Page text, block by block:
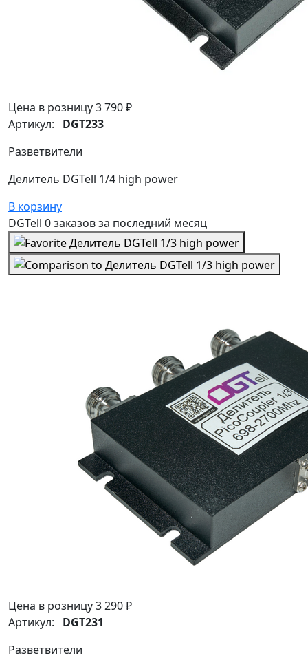
Цена в розницу3 790 ₽
Артикул: DGT233
Разветвители
Делитель DGTell 1/4 high power
В корзину
DGTell 0 заказовза последний месяц
Цена в розницу3 290 ₽
Артикул: DGT231
Разветвители